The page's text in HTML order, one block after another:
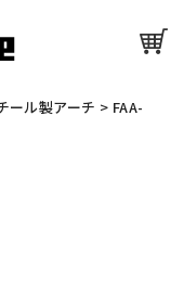
ール製アーチ > FAA-